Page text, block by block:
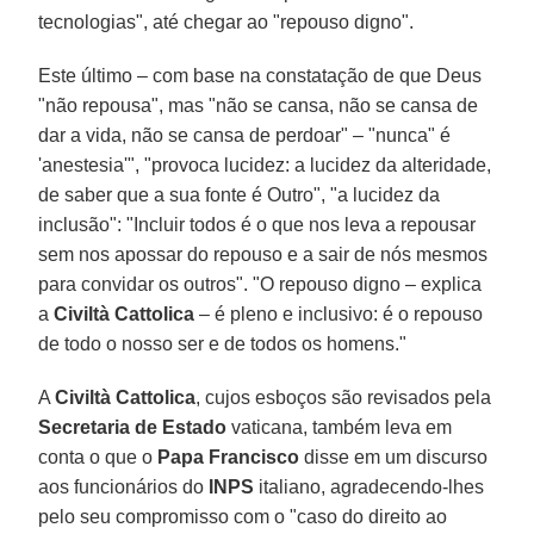
tecnologias", até chegar ao "repouso digno".
Este último – com base na constatação de que Deus
"não repousa", mas "não se cansa, não se cansa de
dar a vida, não se cansa de perdoar" – "nunca" é
'anestesia'", "provoca lucidez: a lucidez da alteridade,
de saber que a sua fonte é Outro", "a lucidez da
inclusão": "Incluir todos é o que nos leva a repousar
sem nos apossar do repouso e a sair de nós mesmos
para convidar os outros". "O repouso digno – explica
aCiviltà Cattolica – é pleno e inclusivo: é o repouso
de todo o nosso ser e de todos os homens."
ACiviltà Cattolica, cujos esboços são revisados pela
Secretaria de Estado vaticana, também leva em
conta o que o Papa Francisco disse em um discurso
aos funcionários do
INPS italiano, agradecendo-lhes
pelo seu compromisso com o "caso do direito ao